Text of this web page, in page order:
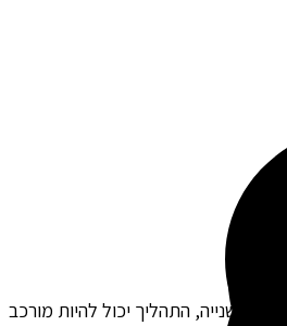
יד שנייה, התהליך יכול להיות מורכב